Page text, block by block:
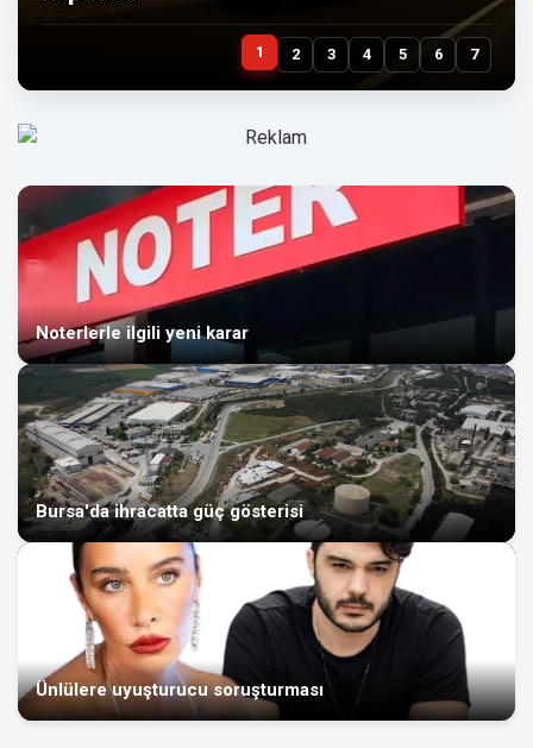
1 2 3 4 5 6 7
Noterlerle ilgili yeni karar
Bursa'da ihracatta güç gösterisi
Ünlülere uyuşturucu soruşturması